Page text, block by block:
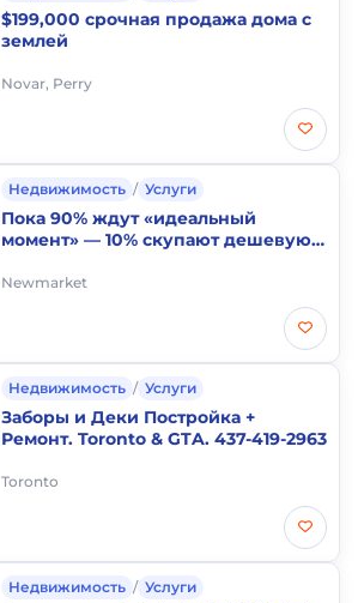
$199,000 срочная продажа дома с
землей
Novar, Perry
Недвижимость / Услуги
Пока 90% ждут «идеальный
момент» — 10% скупают дешевую
Newmarket
Недвижимость / Услуги
Заборы и Деки Постройка +
Ремонт. Toronto & GTA. 437-419-2963
Toronto
Недвижимость / Услуги